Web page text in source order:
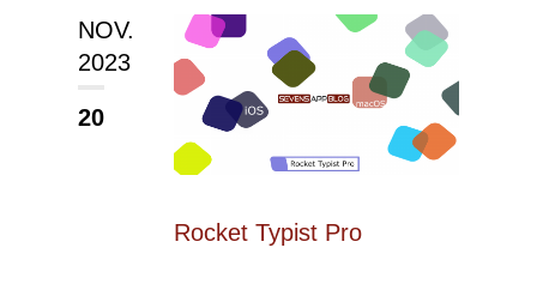
NOV.
2023
20
Rocket Typist Pro